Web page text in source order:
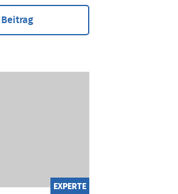
Beitrag
EXPERTE